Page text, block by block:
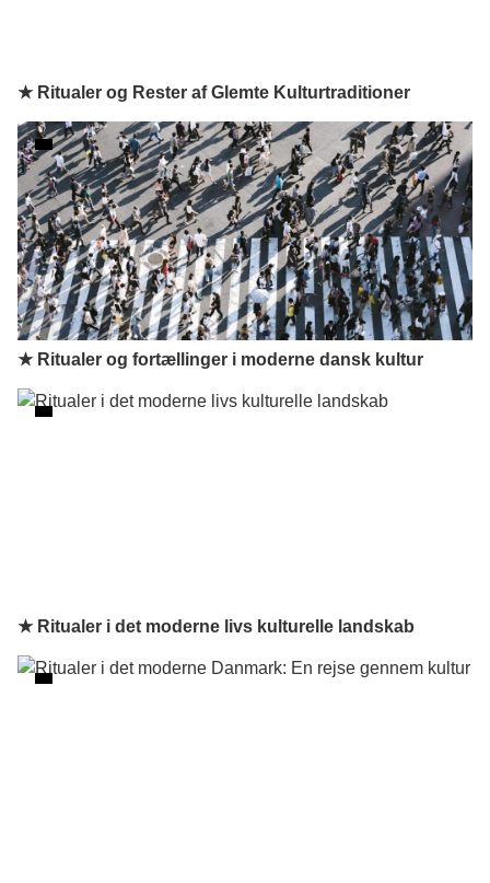
★ Ritualer og Rester af Glemte Kulturtraditioner
★ Ritualer og fortællinger i moderne dansk kultur
★ Ritualer i det moderne livs kulturelle landskab